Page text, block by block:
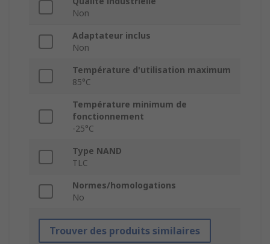
Non
Adaptateur inclus
Non
Température d'utilisation maximum
85°C
Température minimum de
fonctionnement
-25°C
Type NAND
TLC
Normes/homologations
No
Trouver des produits similaires